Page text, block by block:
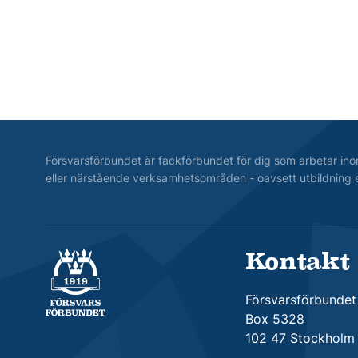
Försvarsförbundet är fackförbundet för dig som arbetar
eller närstående verksamhetsområden - oavsett utbildning
Försvarsförbundet Kontakt
Försvarsförbundet
Box 5328
102 47 Stockholm